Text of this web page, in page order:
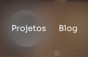
Projetos Blog